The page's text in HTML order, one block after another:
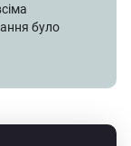
було